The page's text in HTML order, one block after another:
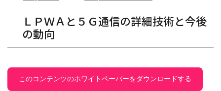
ＬＰＷＡと５Ｇ通信の詳細技術と今後
の動向
このコンテンツのホワイトペーパーをダウンロードする